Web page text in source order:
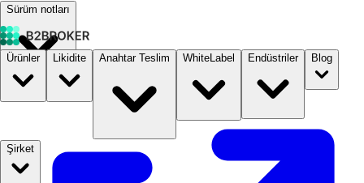
Sürüm notları
Dokümantasyon Fiyatlandırma B2STORE
Ürünler Likidite Anahtar Teslim WhiteLabel Endüstriler Blog
Şirket